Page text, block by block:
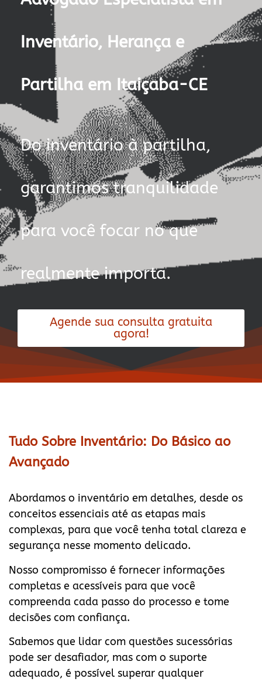
Inventário, Herança e
Partilha em Itaiçaba-CE
Do inventário à partilha,
garantimos tranquilidade
para você focar no que
realmente importa.
Agende sua consulta gratuita
agora!
Tudo Sobre Inventário: Do Básico ao
Avançado
Abordamos o inventário em detalhes, desde os
conceitos essenciais até as etapas mais
complexas, para que você tenha total clareza e
segurança nesse momento delicado.
Nosso compromisso é fornecer informações
completas e acessíveis para que você
compreenda cada passo do processo e tome
decisões com confiança.
Sabemos que lidar com questões sucessórias
pode ser desafiador, mas com o suporte
adequado, é possível superar qualquer